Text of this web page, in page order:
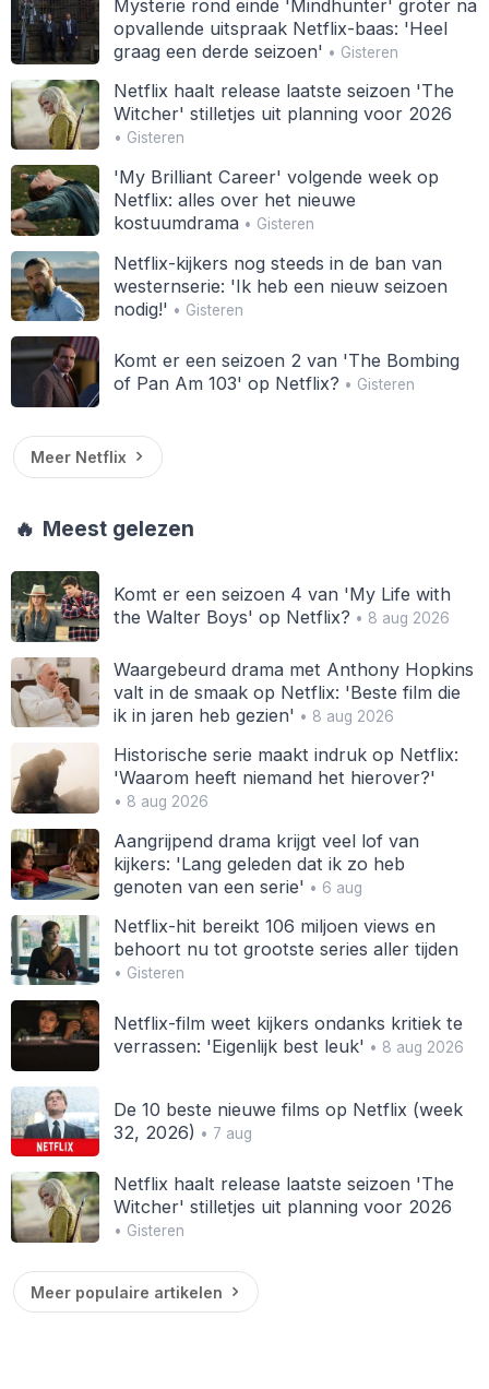
Mysterie rond einde 'Mindhunter' groter na
opvallende uitspraak Netflix-baas: 'Heel
graag een derde seizoen' • Gisteren
Netflix haalt release laatste seizoen 'The
Witcher' stilletjes uit planning voor 2026
• Gisteren
'My Brilliant Career' volgende week op
Netflix: alles over het nieuwe
kostuumdrama• Gisteren
Netflix-kijkers nog steeds in de ban van
westernserie: 'Ik heb een nieuw seizoen
nodig!' • Gisteren
Komt er een seizoen 2 van 'The Bombing
of Pan Am 103' op Netflix? • Gisteren
Meer Netflix
🔥 Meest gelezen
Komt er een seizoen 4 van 'My Life with
the Walter Boys' op Netflix? • 8 aug 2026
Waargebeurd drama met Anthony Hopkins
valt in de smaak op Netflix: 'Beste film die
ik in jaren heb gezien' • 8 aug 2026
Historische serie maakt indruk op Netflix:
'Waarom heeft niemand het hierover?'
• 8 aug 2026
Aangrijpend drama krijgt veel lof van
kijkers: 'Lang geleden dat ik zo heb
genoten van een serie' • 6 aug
Netflix-hit bereikt 106 miljoen views en
behoort nu tot grootste series aller tijden
• Gisteren
Netflix-film weet kijkers ondanks kritiek te
verrassen: 'Eigenlijk best leuk' • 8 aug 2026
De 10 beste nieuwe films op Netflix (week
32, 2026) • 7 aug
Netflix haalt release laatste seizoen 'The
Witcher' stilletjes uit planning voor 2026
• Gisteren
Meer populaire artikelen